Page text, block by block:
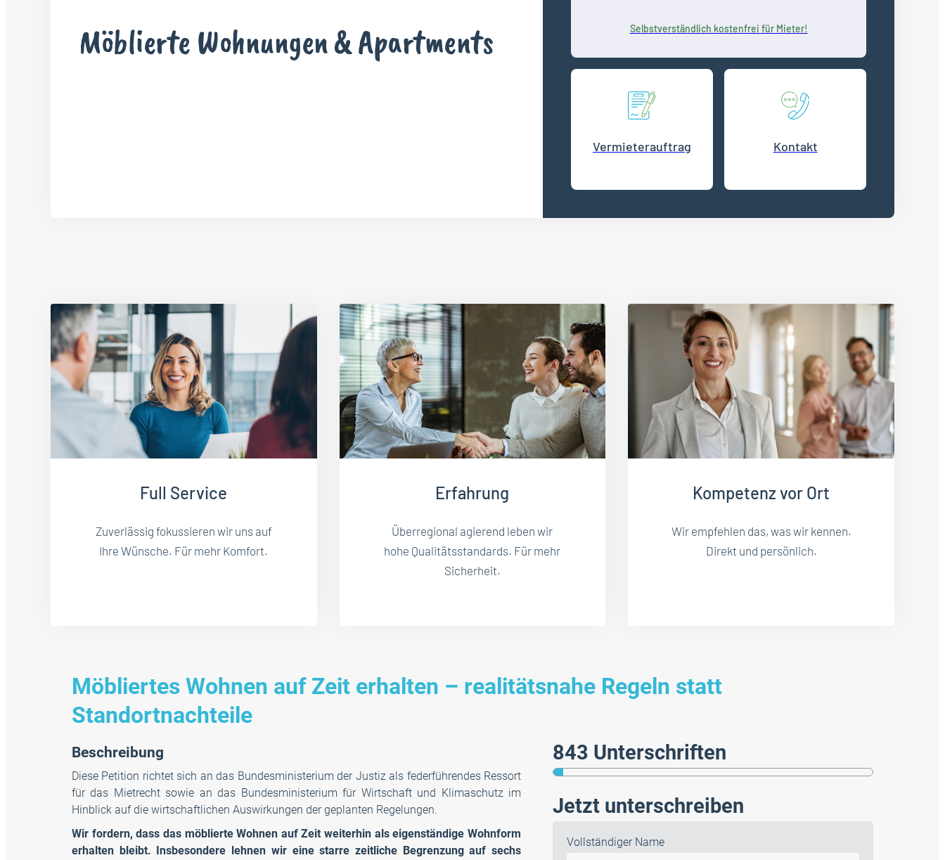
Möblierte Wohnungen & Apartments Selbstverständlich kostenfrei für Mieter!
Vermieterauftrag Kontakt
Full Service
Zuverlässig fokussieren wir uns auf
Ihre Wünsche. Für mehr Komfort.
Erfahrung
Überregional agierend leben wir
hohe Qualitätsstandards. Für mehr
Sicherheit.
Kompetenz vor Ort
Wir empfehlen das, was wir kennen.
Direkt und persönlich.